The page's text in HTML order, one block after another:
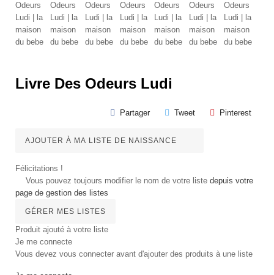
Livre Des Odeurs Ludi
Partager Tweet Pinterest
AJOUTER À MA LISTE DE NAISSANCE
Félicitations !
Vous pouvez toujours modifier le nom de votre liste depuis votre
page de gestion des listes
GÉRER MES LISTES
Produit ajouté à votre liste
Je me connecte
Vous devez vous connecter avant d'ajouter des produits à une liste